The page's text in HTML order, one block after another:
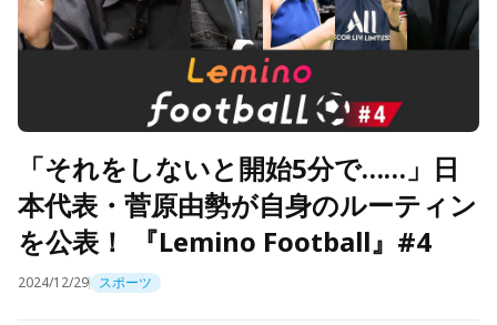
「それをしないと開始5分で……」日
本代表・菅原由勢が自身のルーティン
を公表！ 『Lemino Football』#4
2024/12/29 スポーツ